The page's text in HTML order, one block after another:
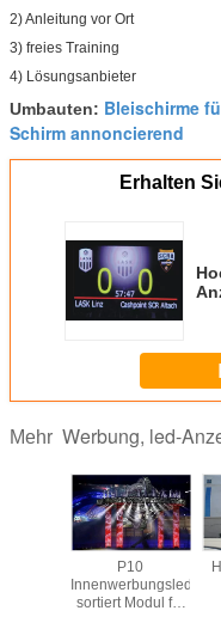
2) Anleitung vor Ort
3) freies Training
4) Lösungsanbieter
Umbauten: Bleischirme
Schirm annoncierend
Erhalten
Mehr Werbung, led-
P10
Innenwerbungsled
sortiert Modul für